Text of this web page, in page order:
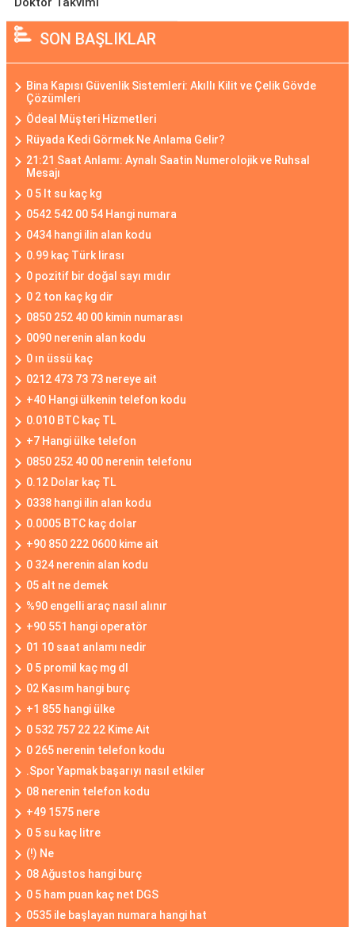
SON BAŞLIKLAR
Bina Kapısı Güvenlik Sistemleri: Akıllı Kilit ve Çelik Gövde
Çözümleri
Ödeal Müşteri Hizmetleri
Rüyada Kedi Görmek Ne Anlama Gelir?
21:21 Saat Anlamı: Aynalı Saatin Numerolojik ve Ruhsal
Mesajı
0 5 lt su kaç kg
0542 542 00 54 Hangi numara
0434 hangi ilin alan kodu
0.99 kaç Türk lirası
0 pozitif bir doğal sayı mıdır
0 2 ton kaç kg dir
0850 252 40 00 kimin numarası
0090 nerenin alan kodu
0 ın üssü kaç
0212 473 73 73 nereye ait
+40 Hangi ülkenin telefon kodu
0.010 BTC kaç TL
+7 Hangi ülke telefon
0850 252 40 00 nerenin telefonu
0.12 Dolar kaç TL
0338 hangi ilin alan kodu
0.0005 BTC kaç dolar
+90 850 222 0600 kime ait
0 324 nerenin alan kodu
05 alt ne demek
%90 engelli araç nasıl alınır
+90 551 hangi operatör
01 10 saat anlamı nedir
0 5 promil kaç mg dl
02 Kasım hangi burç
+1 855 hangi ülke
0 532 757 22 22 Kime Ait
0 265 nerenin telefon kodu
.Spor Yapmak başarıyı nasıl etkiler
08 nerenin telefon kodu
+49 1575 nere
0 5 su kaç litre
(!) Ne
08 Ağustos hangi burç
0 5 ham puan kaç net DGS
0535 ile başlayan numara hangi hat